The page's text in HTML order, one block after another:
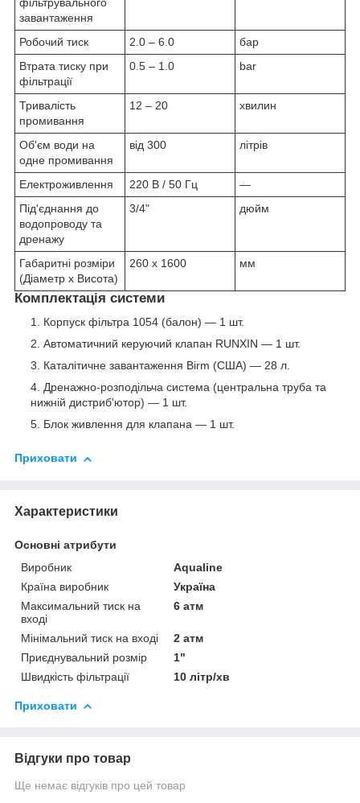
завантаження
Робочий тиск
2.0 – 6.0
бар
Втрата тиску при
фільтрації
0.5 – 1.0 bar
Тривалість
промивання
12 – 20 хвилин
Об'єм води на
одне промивання
від 300 літрів
Електроживлення 220 В / 50 Гц
—
Під'єднання до
водопроводу та
дренажу
3/4" дюйм
Габаритні розміри
(Діаметр х Висота)
260 х 1600 мм
Комплектація системи
Корпуск фільтра 1054 (балон) — 1 шт.
Автоматичний керуючий клапан RUNXIN — 1 шт.
Каталітичне завантаження Birm (США) — 28 л.
Дренажно-розподільча система (центральна труба та
нижній дистриб'ютор) — 1 шт.
Блок живлення для клапана — 1 шт.
Приховати
Характеристики
Основні атрибути
Виробник
Aqualine
Країна виробник
Україна
Максимальний тиск на
вході
6 атм
Мінімальний тиск на вході
2 атм
Приєднувальний розмір
1"
Швидкість фільтрації
10 літр/хв
Приховати
Відгуки про товар
Ще немає відгуків про цей товар